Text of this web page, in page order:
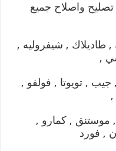
واصلاح جميع
, طاديلاك , شيفروليه ,
,
جيب , تويوتا , فولفو ,
,
, موستنق , كمارو ,
, فورد